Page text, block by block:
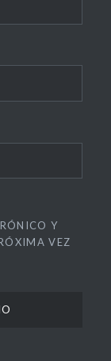
Y
VEZ